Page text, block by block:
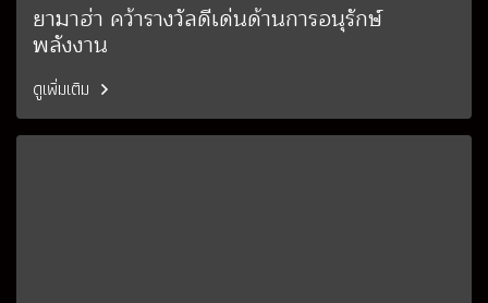
ยามาฮ่า คว้ารางวัลดีเด่นด้านการอนุรักษ์
พลังงาน
ดูเพิ่มเติม